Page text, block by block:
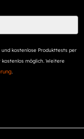
kostenlose Produkttests per
möglich. Weitere
.